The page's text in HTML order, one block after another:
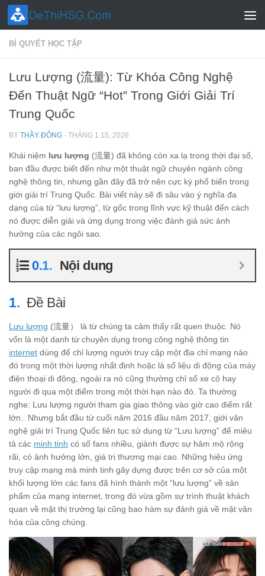
Skip to content
BÍ QUYẾT HỌC TẬP
Lưu Lượng (流量): Từ Khóa Công Nghệ
Đến Thuật Ngữ “Hot” Trong Giới Giải Trí
Trung Quốc
BY THẦY ĐÔNG · THÁNG 1 15, 2026
Khái niệm lưu lượng (流量) đã không còn xa lạ trong thời đại số,
ban đầu được biết đến như một thuật ngữ chuyên ngành công
nghệ thông tin, nhưng gần đây đã trở nên cực kỳ phổ biến trong
giới giải trí Trung Quốc. Bài viết này sẽ đi sâu vào ý nghĩa đa
dạng của từ “lưu lượng”, từ gốc trong lĩnh vực kỹ thuật đến cách
nó được diễn giải và ứng dụng trong việc đánh giá sức ảnh
hưởng của các ngôi sao.
Nội dung
Đề Bài
Lưu lượng (流量） là từ chúng ta cảm thấy rất quen thuộc. Nó
vốn là một danh từ chuyên dụng trong công nghệ thông tin
internet dùng để chỉ lượng người truy cập một địa chỉ mạng nào
đó trong một thời lượng nhất định hoặc là số liệu di động của máy
điện thoại di động, ngoài ra nó cũng thường chỉ số xe cộ hay
người đi qua một điểm trong một thời hạn nào đó. Ta thường
nghe: Lưu lượng người tham gia giao thông vào giờ cao điểm rất
lớn.. Nhưng bắt đầu từ cuối năm 2016 đầu năm 2017, giới văn
nghệ giải trí Trung Quốc liên tục sử dụng từ “Lưu lượng” để miêu
tả các minh tinh có số fans nhiều, giành được sự hâm mộ rộng
rãi, có ảnh hưởng lớn, giá trị thương mại cao. Những hiệu ứng
truy cập mạng mà minh tinh gây dựng được trên cơ sở của một
khối lượng lớn các fans đã hình thành một “lưu lượng” về sản
phẩm của mạng internet, trong đó vừa gồm sự trình thuật khách
quan về mặt thị trường lại cũng bao hàm sự đánh giá về mặt văn
hóa của công chúng.